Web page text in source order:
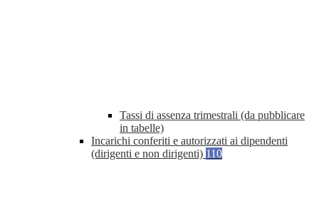
Tassi di assenza trimestrali (da pubblicare
in tabelle)
Incarichi conferiti e autorizzati ai dipendenti
(dirigenti e non dirigenti) 110